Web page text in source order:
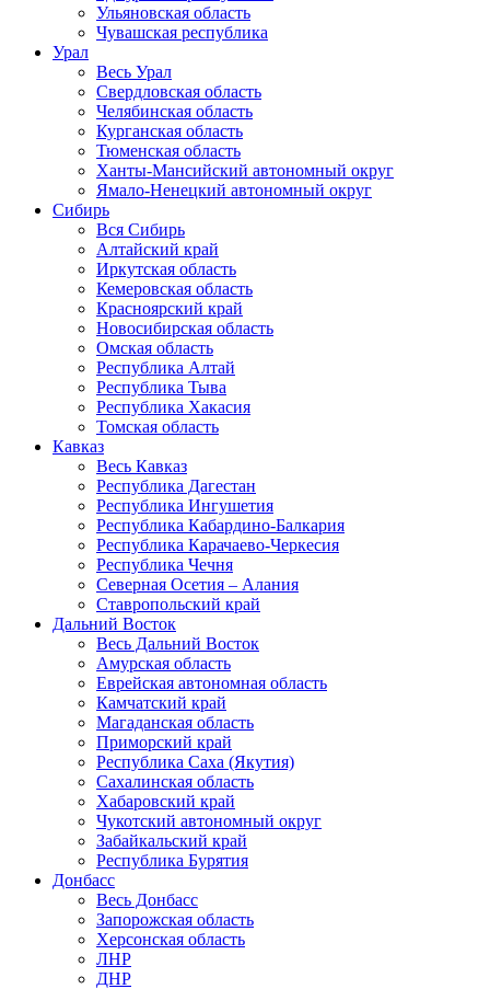
Ульяновская область
Чувашская республика
Урал
Весь Урал
Свердловская область
Челябинская область
Курганская область
Тюменская область
Ханты-Мансийский автономный округ
Ямало-Ненецкий автономный округ
Сибирь
Вся Сибирь
Алтайский край
Иркутская область
Кемеровская область
Красноярский край
Новосибирская область
Омская область
Республика Алтай
Республика Тыва
Республика Хакасия
Томская область
Кавказ
Весь Кавказ
Республика Дагестан
Республика Ингушетия
Республика Кабардино-Балкария
Республика Карачаево-Черкесия
Республика Чечня
Северная Осетия – Алания
Ставропольский край
Дальний Восток
Весь Дальний Восток
Амурская область
Еврейская автономная область
Камчатский край
Магаданская область
Приморский край
Республика Саха (Якутия)
Сахалинская область
Хабаровский край
Чукотский автономный округ
Забайкальский край
Республика Бурятия
Донбасс
Весь Донбасс
Запорожская область
Херсонская область
ЛНР
ДНР